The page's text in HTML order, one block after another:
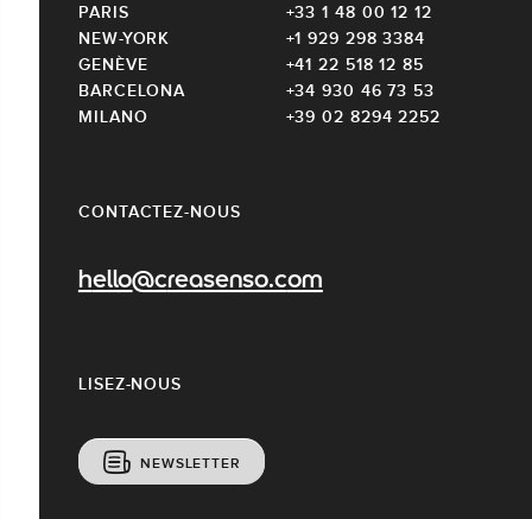
CONTACTEZ-NOUS
hello@creasenso.com
LISEZ-NOUS
NEWSLETTER
PARIS
+33 1 48 00 12 12
NEW-YORK
+1 929 298 3384
GENÈVE
+41 22 518 12 85
BARCELONA
+34 930 46 73 53
MILANO
+39 02 8294 2252